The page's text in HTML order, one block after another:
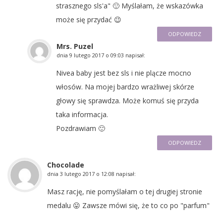
strasznego sls'a" 🙂 Myślałam, że wskazówka
może się przydać 😉
ODPOWIEDZ
Mrs. Puzel
dnia 9 lutego 2017 o 09:03 napisał:
Nivea baby jest bez sls i nie plącze mocno
włosów. Na mojej bardzo wrażliwej skórze
głowy się sprawdza. Może komuś się przyda
taka informacja.
Pozdrawiam 🙂
ODPOWIEDZ
Chocolade
dnia 3 lutego 2017 o 12:08 napisał:
Masz rację, nie pomyślałam o tej drugiej stronie
medalu 😛 Zawsze mówi się, że to co po "parfum"